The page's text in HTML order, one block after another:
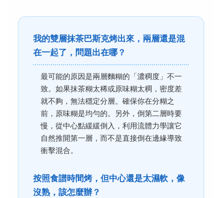
我的雙層抹茶巴斯克烤出來，兩層還是混
在一起了，問題出在哪？
最可能的原因是兩層麵糊的「濃稠度」不一
致。如果抹茶糊太稀或原味糊太稠，密度差
就不夠，無法穩定分層。確保你在分糊之
前，原味糊是均勻的。另外，倒第二層時要
慢，從中心點緩緩倒入，利用流體力學讓它
自然推開第一層，而不是直接倒在邊緣導致
衝擊混合。
按照食譜時間烤，但中心還是太濕軟，像
沒熟，該怎麼辦？